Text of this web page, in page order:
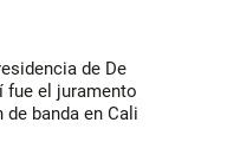
de De
fue el juramento
banda en Cali